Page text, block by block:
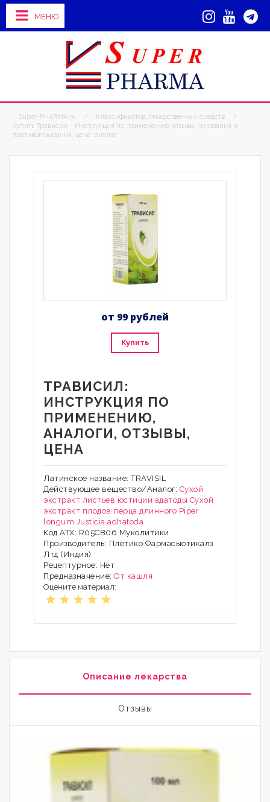
МЕНЮ
Super-PHARMA.ru / Классификатор лекарственных средств
/
Купить Трависил – Инструкция по применению, отзывы, показания и
противопоказания, цена, аналог
от 99 рублей
Купить
ТРАВИСИЛ:
ИНСТРУКЦИЯ ПО
ПРИМЕНЕНИЮ,
АНАЛОГИ, ОТЗЫВЫ,
ЦЕНА
Латинское название: TRAVISIL
Действующее вещество/Аналог: Сухой
экстракт листьев юстиции адатоды Сухой
экстракт плодов перца длинного Piper
longum Justicia adhatoda
Код АТХ: R05CB06 Муколитики
Производитель: Плетико Фармасьютикалз
Лтд (Индия)
Рецептурное: Нет
Предназначение: От кашля
Оцените материал:
Описание лекарства
Отзывы